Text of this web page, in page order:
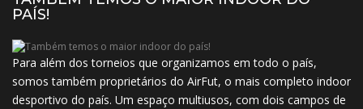
PAÍS!
Para além dos torneios que organizamos em todo o país,
somos também proprietários do AirFut, o mais completo indoor
desportivo do país. Um espaço multiusos, com dois campos de